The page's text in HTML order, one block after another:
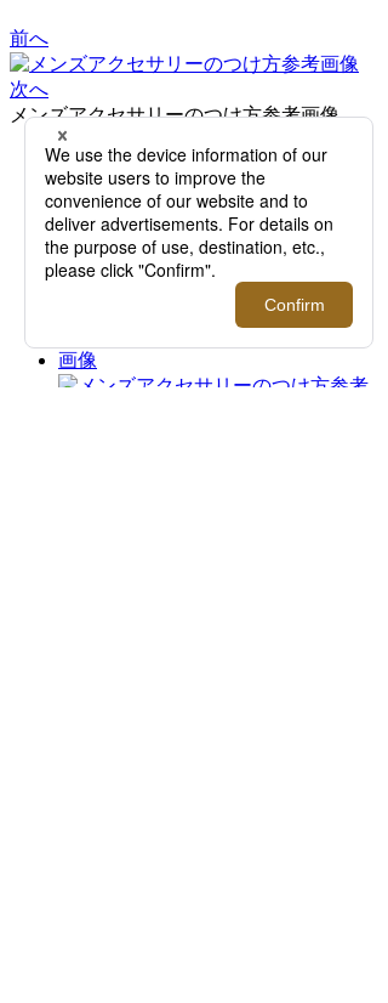
前へ
次へ
メンズアクセサリーのつけ方参考画像